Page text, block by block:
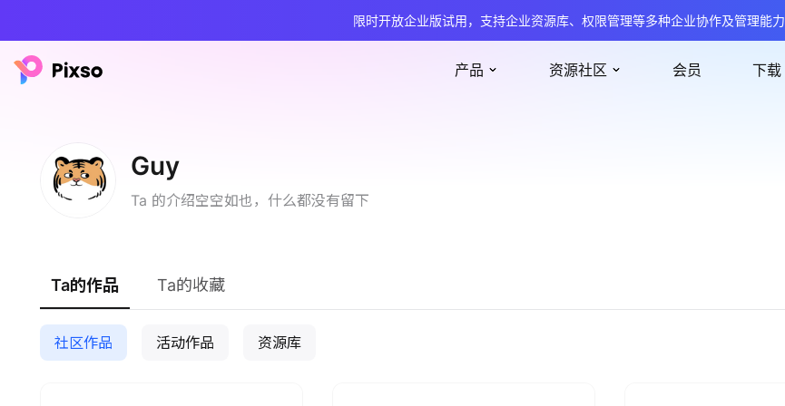
限时开放企业版试用，支持企业资源库、权限管理等多种企业协作及管理能力
产品 资源社区 会员 下载
Guy
Ta 的介绍空空如也，什么都没有留下
Ta的作品 Ta的收藏
社区作品 活动作品 资源库